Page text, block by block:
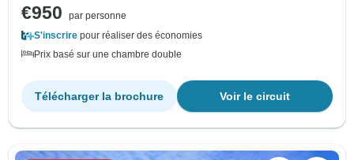
€950
par personne
S'inscrire pour réaliser des économies
Prix basé sur une chambre double
Voir le circuit
Télécharger la brochure